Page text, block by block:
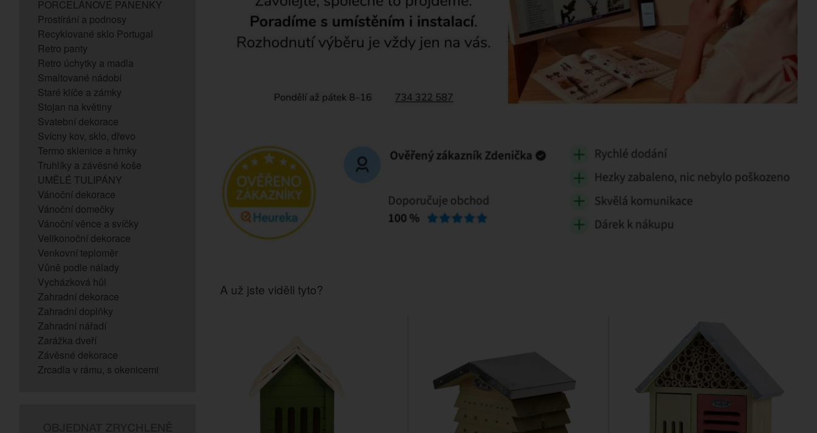
PORCELÁNOVÉ PANENKY
Prostírání a podnosy
Recyklované sklo Portugal
Retro panty
Retro úchytky a madla
Smaltované nádobí
Staré klíče a zámky
Stojan na květiny
Svatební dekorace
Svícny kov, sklo, dřevo
Termo sklenice a hrnky
Truhlíky a závěsné koše
UMĚLÉ TULIPÁNY
Vánoční dekorace
Vánoční domečky
Vánoční věnce a svíčky
Velikonoční dekorace
Venkovní teploměr
Vůně podle nálady
Vycházková hůl
Zahradní dekorace
Zahradní doplňky
Zahradní nářadí
Zarážka dveří
Závěsné dekorace
Zrcadla v rámu, s okenicemi
A už jste viděli tyto?